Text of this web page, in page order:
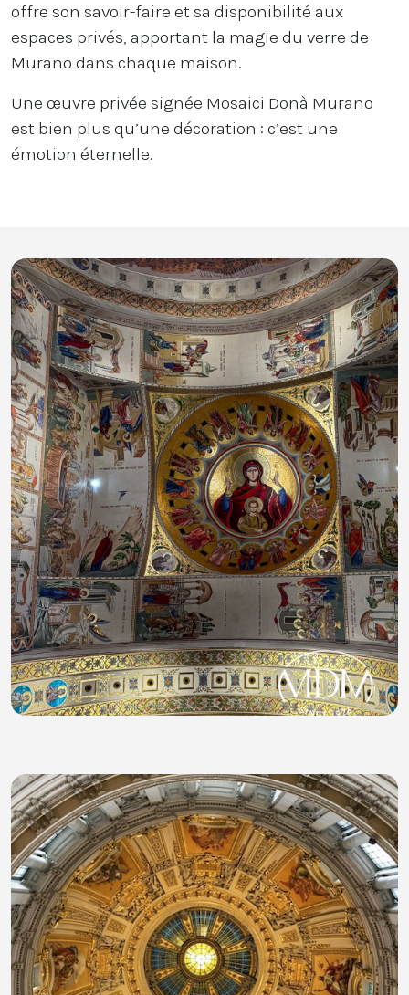
offre son savoir-faire et sa disponibilité aux
espaces privés, apportant la magie du verre de
Murano dans chaque maison.
Une œuvre privée signée Mosaici Donà Murano
est bien plus qu’une décoration : c’est une
émotion éternelle.